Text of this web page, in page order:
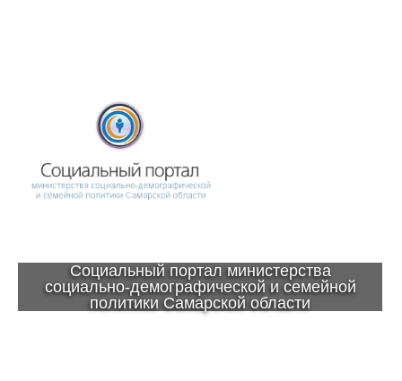
Социальный портал министерства
социально-демографической и семейной
политики Самарской области